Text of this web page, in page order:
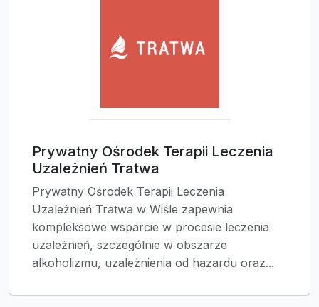
Prywatny Ośrodek Terapii Leczenia
Uzależnień Tratwa
Prywatny Ośrodek Terapii Leczenia
Uzależnień Tratwa w Wiśle zapewnia
kompleksowe wsparcie w procesie leczenia
uzależnień, szczególnie w obszarze
alkoholizmu, uzależnienia od hazardu oraz...